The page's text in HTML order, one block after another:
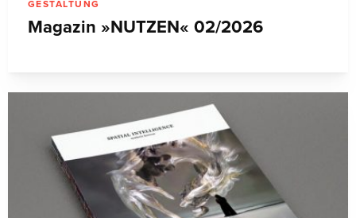
GESTALTUNG
Magazin »NUTZEN« 02/2026